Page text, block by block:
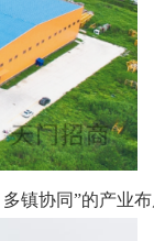
镇协同”的产业布